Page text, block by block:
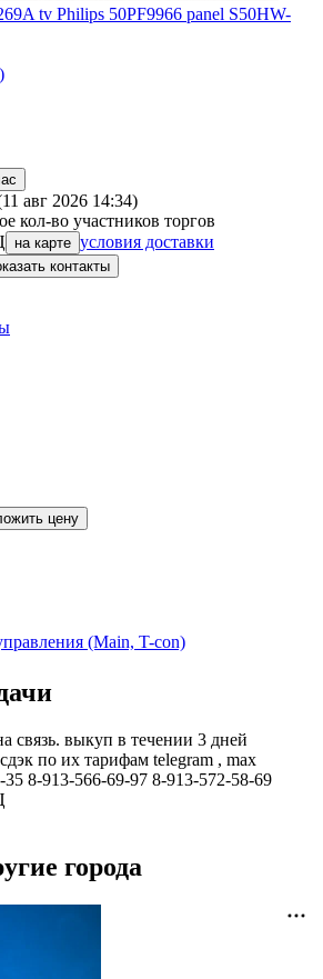
tv Philips 50PF9966 panel S50HW-
авг 2026 14:34)
кол-во участников торгов
на карте условия доставки
контакты
цену
(Main, T-con)
связь. выкуп в течении 3 дней
по их тарифам telegram , max
8-913-566-69-97 8-913-572-58-69
города